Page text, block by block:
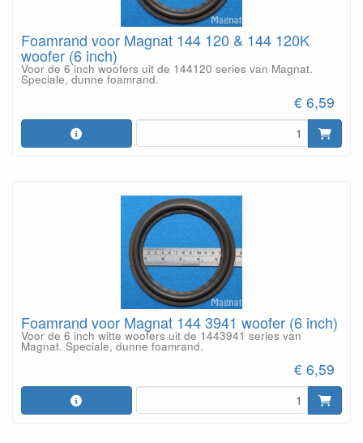
Foamrand voor Magnat 144 120 & 144 120K
woofer (6 inch)
Voor de 6 inch woofers uit de 144120 series van Magnat.
Speciale, dunne foamrand.
€ 6,59
Foamrand voor Magnat 144 3941 woofer (6 inch)
Voor de 6 inch witte woofers uit de 1443941 series van
Magnat. Speciale, dunne foamrand.
€ 6,59